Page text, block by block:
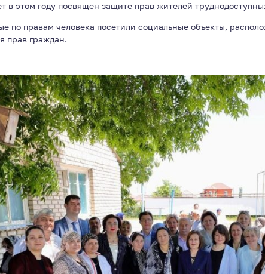
в этом году посвящен защите прав жителей
по правам человека посетили социальные объекты,
прав граждан.